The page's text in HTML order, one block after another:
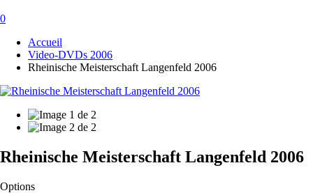
0
Accueil
Video-DVDs 2006
Rheinische Meisterschaft Langenfeld 2006
Rheinische Meisterschaft Langenfeld 2006
Options